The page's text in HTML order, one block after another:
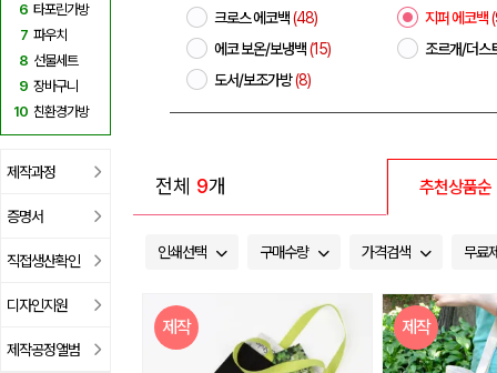
6 타포린가방
7 파우치
8 선물세트
9 장바구니
10 친환경가방
제작과정
증명서
직접생산확인
디자인지원
제작공정앨범
크로스 에코백(48) 지퍼 에코백
에코 보온/보냉백(15)
조르개/더스
도서/보조가방(8)
전체 9개 추천상품순
인쇄선택 구매수량 가격검색 무료
제작 제작